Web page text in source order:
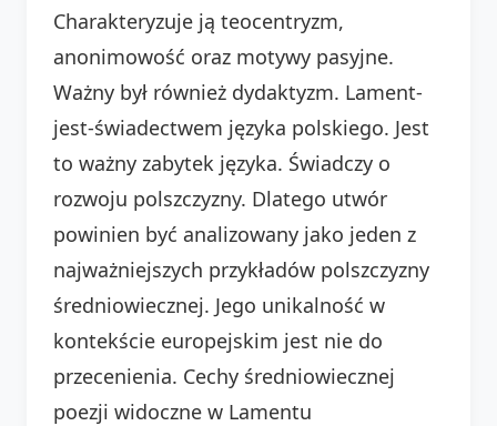
Charakteryzuje ją teocentryzm,
anonimowość oraz motywy pasyjne.
Ważny był również dydaktyzm. Lament-
jest-świadectwem języka polskiego. Jest
to ważny zabytek języka. Świadczy o
rozwoju polszczyzny. Dlatego utwór
powinien być analizowany jako jeden z
najważniejszych przykładów polszczyzny
średniowiecznej. Jego unikalność w
kontekście europejskim jest nie do
przecenienia. Cechy średniowiecznej
poezji widoczne w Lamentu